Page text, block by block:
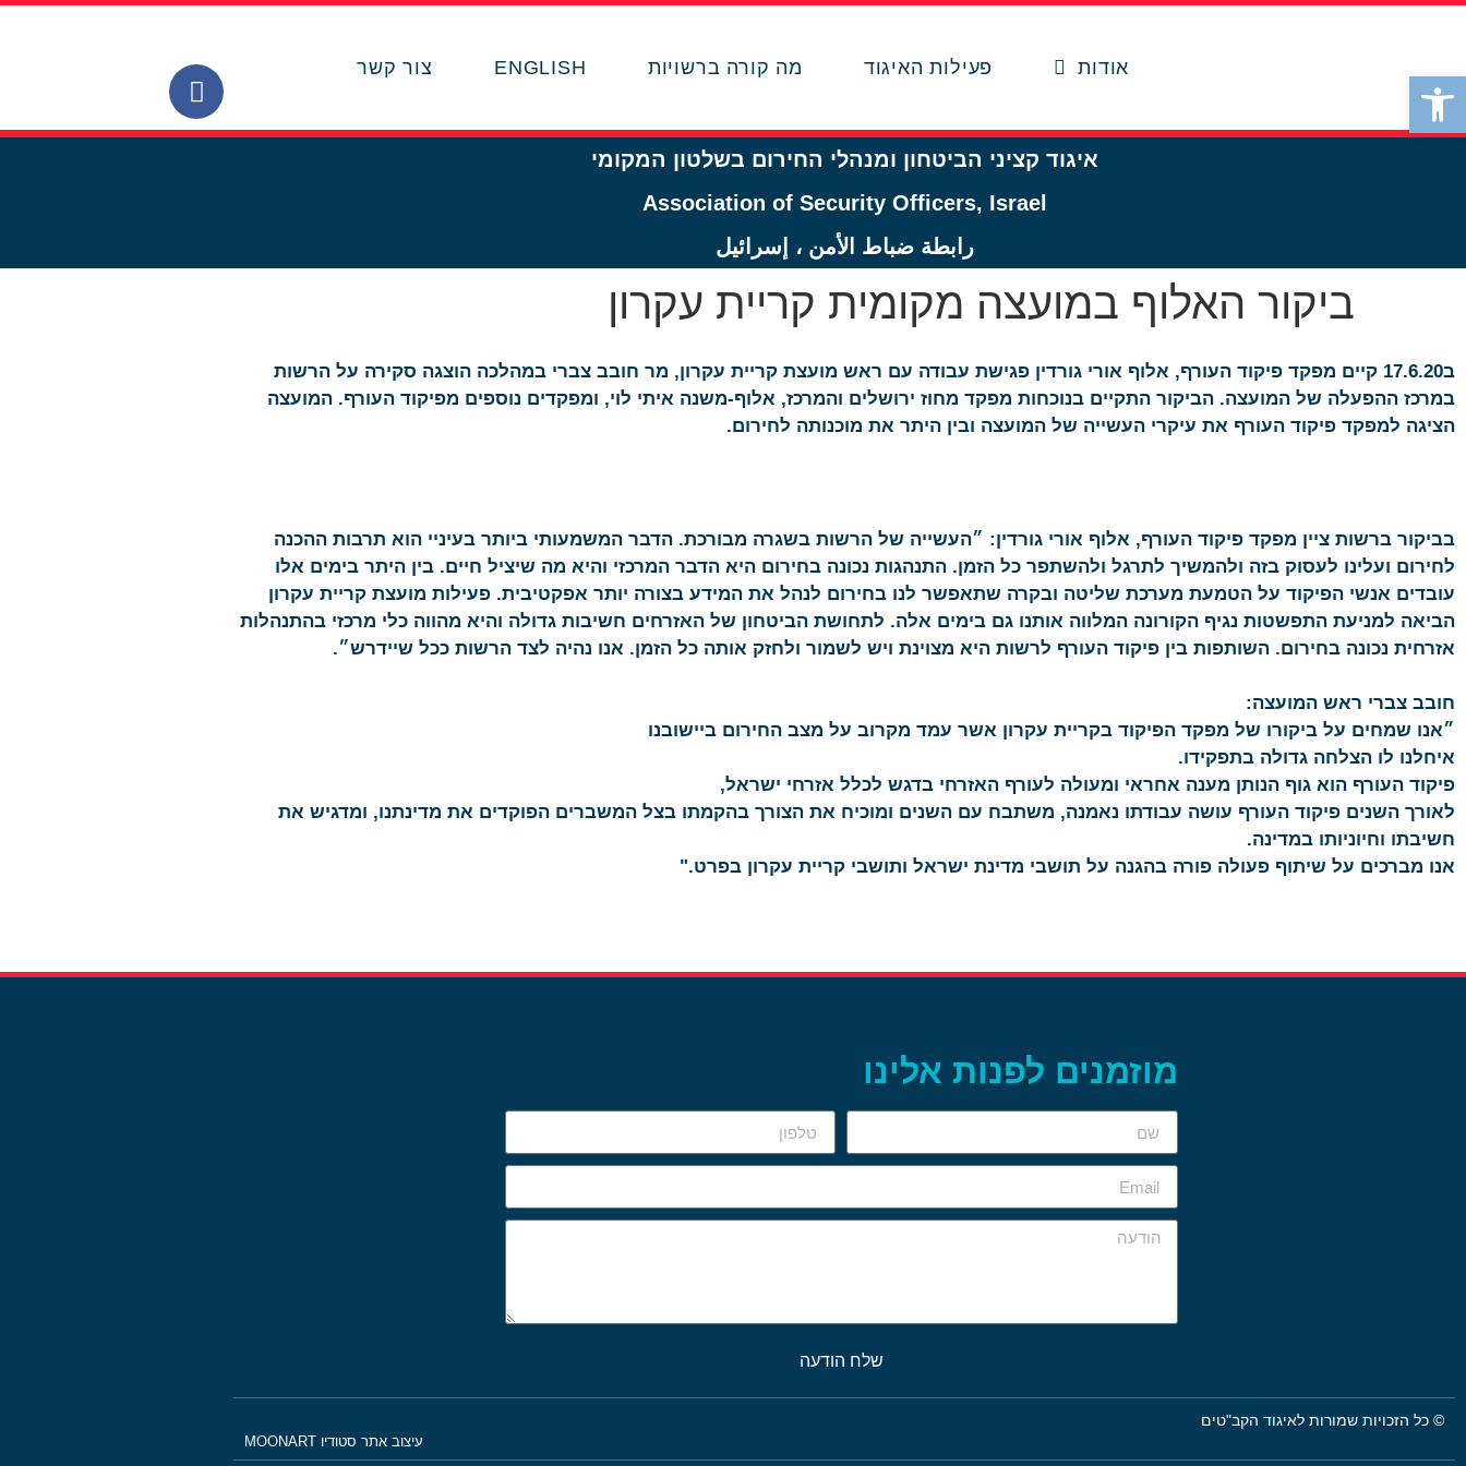
פתח סרגל נגישות אודות פעילות האיגוד מה קורה ברשויות ENGLISH צור קשר
איגוד קציני הביטחון ומנהלי החירום בשלטון המקומי
Association of Security Officers, Israel
رابطة ضباط الأمن ، إسرائيل
ביקור האלוף במועצה מקומית קריית עקרון
ב17.6.20 קיים מפקד פיקוד העורף, אלוף אורי גורדין פגישת עבודה עם ראש מועצת קריית עקרון, מר חובב צברי במהלכה הוצגה סקירה על הרשות
במרכז ההפעלה של המועצה. הביקור התקיים בנוכחות מפקד מחוז ירושלים והמרכז, אלוף-משנה איתי לוי, ומפקדים נוספים מפיקוד העורף. המועצה
הציגה למפקד פיקוד העורף את עיקרי העשייה של המועצה ובין היתר את מוכנותה לחירום.
בביקור ברשות ציין מפקד פיקוד העורף, אלוף אורי גורדין: ״העשייה של הרשות בשגרה מבורכת. הדבר המשמעותי ביותר בעיניי הוא תרבות ההכנה
לחירום ועלינו לעסוק בזה ולהמשיך לתרגל ולהשתפר כל הזמן. התנהגות נכונה בחירום היא הדבר המרכזי והיא מה שיציל חיים. בין היתר בימים אלו
עובדים אנשי הפיקוד על הטמעת מערכת שליטה ובקרה שתאפשר לנו בחירום לנהל את המידע בצורה יותר אפקטיבית. פעילות מועצת קריית עקרון
הביאה למניעת התפשטות נגיף הקורונה המלווה אותנו גם בימים אלה. לתחושת הביטחון של האזרחים חשיבות גדולה והיא מהווה כלי מרכזי בהתנהלות
אזרחית נכונה בחירום. השותפות בין פיקוד העורף לרשות היא מצוינת ויש לשמור ולחזק אותה כל הזמן. אנו נהיה לצד הרשות ככל שיידרש״.
חובב צברי ראש המועצה:
״אנו שמחים על ביקורו של מפקד הפיקוד בקריית עקרון אשר עמד מקרוב על מצב החירום ביישובנו
איחלנו לו הצלחה גדולה בתפקידו.
פיקוד העורף הוא גוף הנותן מענה אחראי ומעולה לעורף האזרחי בדגש לכלל אזרחי ישראל,
לאורך השנים פיקוד העורף עושה עבודתו נאמנה, משתבח עם השנים ומוכיח את הצורך בהקמתו בצל המשברים הפוקדים את מדינתנו, ומדגיש את
חשיבתו וחיוניותו במדינה.
אנו מברכים על שיתוף פעולה פורה בהגנה על תושבי מדינת ישראל ותושבי קריית עקרון בפרט."
מוזמנים לפנות אלינו
שלח הודעה
© כל הזכויות שמורות לאיגוד הקב"טים
עיצוב אתר סטודיו MOONART